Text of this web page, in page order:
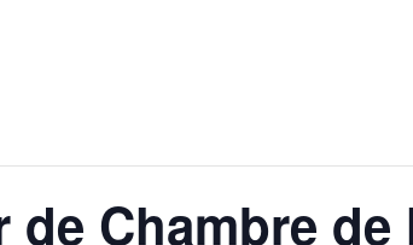
Chambre de